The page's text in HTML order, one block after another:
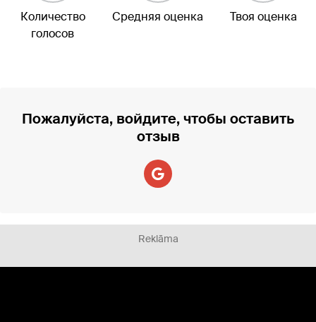
Количество
голосов
Средняя оценка Твоя оценка
Пожалуйста, войдите, чтобы оставить
отзыв
Reklāma